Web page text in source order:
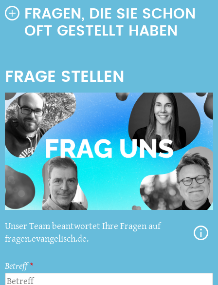
FRAGEN, DIE SIE SCHON
OFT GESTELLT HABEN
Unser Team beantwortet Ihre Fragen auf
fragen.evangelisch.de.
Betreff